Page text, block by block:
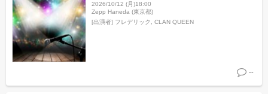
2026/10/12 (月)18:00
Zepp Haneda (東京都)
[出演者] フレデリック, CLAN QUEEN
--